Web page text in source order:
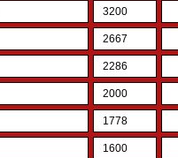
3200
2667
2286
2000
1778
1600